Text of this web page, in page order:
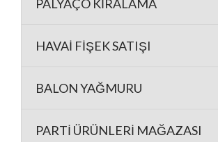
PALYAÇO KİRALAMA
HAVAİ FİŞEK SATIŞI
BALON YAĞMURU
PARTİ ÜRÜNLERİ MAĞAZASI